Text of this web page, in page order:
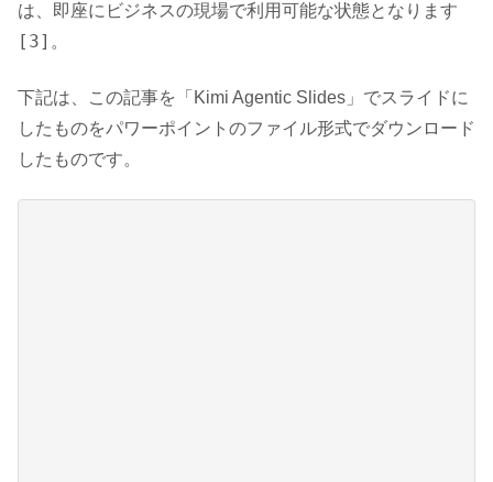
は、即座にビジネスの現場で利用可能な状態となります
[3] 。
下記は、この記事を「Kimi Agentic Slides」でスライドに
したものをパワーポイントのファイル形式でダウンロード
したものです。